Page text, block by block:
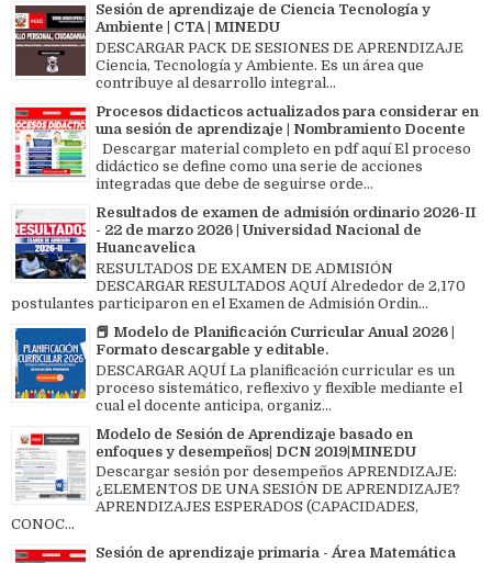
Sesión de aprendizaje de Ciencia Tecnología y
Ambiente | CTA | MINEDU
DESCARGAR PACK DE SESIONES DE APRENDIZAJE
Ciencia, Tecnología y Ambiente. Es un área que
contribuye al desarrollo integral...
Procesos didacticos actualizados para considerar en
una sesión de aprendizaje | Nombramiento Docente
Descargar material completo en pdf aquí El proceso
didáctico se define como una serie de acciones
integradas que debe de seguirse orde...
Resultados de examen de admisión ordinario 2026-II
- 22 de marzo 2026 | Universidad Nacional de
Huancavelica
RESULTADOS DE EXAMEN DE ADMISIÓN
DESCARGAR RESULTADOS AQUÍ Alrededor de 2,170
postulantes participaron en el Examen de Admisión Ordin...
📕 Modelo de Planificación Curricular Anual 2026 |
Formato descargable y editable.
DESCARGAR AQUÍ La planificación curricular es un
proceso sistemático, reflexivo y flexible mediante el
cual el docente anticipa, organiz...
Modelo de Sesión de Aprendizaje basado en
enfoques y desempeños| DCN 2019|MINEDU
Descargar sesión por desempeños APRENDIZAJE:
¿ELEMENTOS DE UNA SESIÓN DE APRENDIZAJE?
APRENDIZAJES ESPERADOS (CAPACIDADES,
CONOC...
Sesión de aprendizaje primaria - Área Matemática